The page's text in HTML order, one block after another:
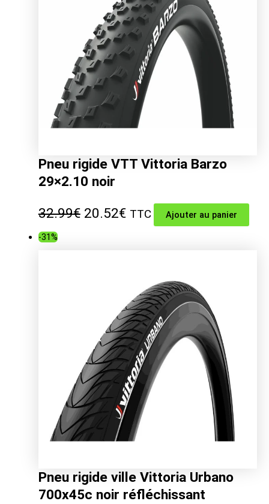
Pneu rigide VTT Vittoria Barzo
29×2.10 noir
32.99€ Le
32.99€.
20.52€Le
20.52€.
TTC Ajouter au panier
-31%
Pneu rigide ville Vittoria Urbano
700x45c noir réfléchissant